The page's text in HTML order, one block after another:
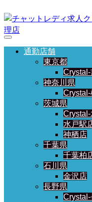
通勤店舗
東京都
神奈川県
茨城県
水戸駅
神栖店
千葉県
千葉柏
石川県
金沢店
長野県